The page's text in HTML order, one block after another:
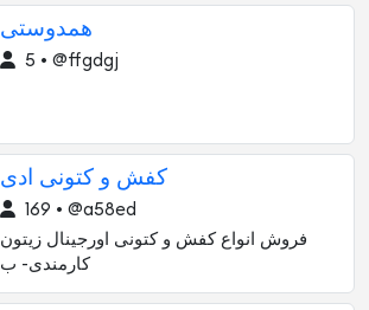
همدوستی
5 • @ffgdgj
کفش و کتونی ادی
169 • @a58ed
فروش انواع کفش و کتونی اورجینال زيتون
کارمندی- ب